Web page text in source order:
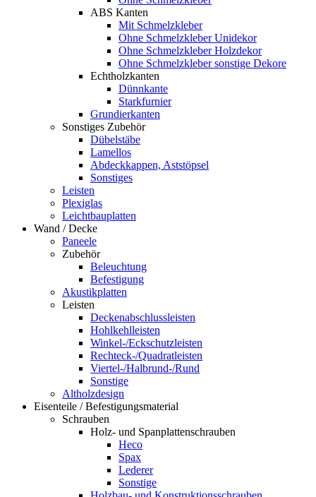
ABS Kanten
Mit Schmelzkleber
Ohne Schmelzkleber Unidekor
Ohne Schmelzkleber Holzdekor
Ohne Schmelzkleber sonstige Dekore
Echtholzkanten
Dünnkante
Starkfurnier
Grundierkanten
Sonstiges Zubehör
Dübelstäbe
Lamellos
Abdeckkappen, Aststöpsel
Sonstiges
Leisten
Plexiglas
Leichtbauplatten
Wand / Decke
Paneele
Zubehör
Beleuchtung
Befestigung
Akustikplatten
Leisten
Deckenabschlussleisten
Hohlkehlleisten
Winkel-/Eckschutzleisten
Rechteck-/Quadratleisten
Viertel-/Halbrund-/Rund
Sonstige
Altholzdesign
Eisenteile / Befestigungsmaterial
Schrauben
Holz- und Spanplattenschrauben
Heco
Spax
Lederer
Sonstige